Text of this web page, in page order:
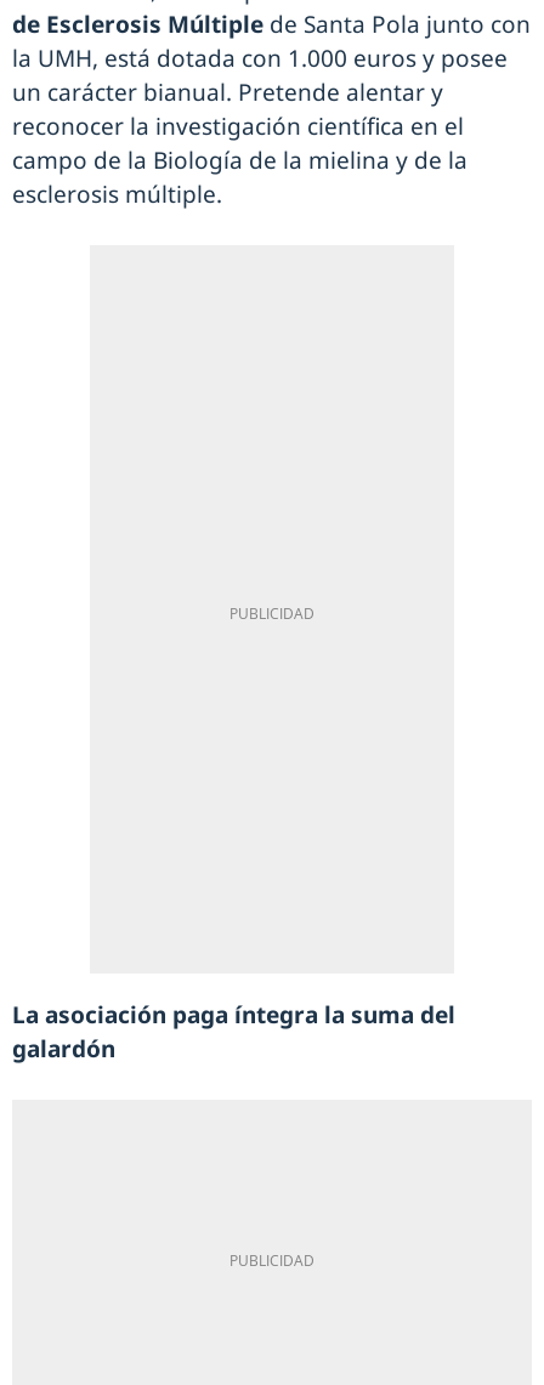
de Esclerosis Múltiple de Santa Pola junto con
la UMH, está dotada con 1.000 euros y posee
un carácter bianual. Pretende alentar y
reconocer la investigación científica en el
campo de la Biología de la mielina y de la
esclerosis múltiple.
La asociación paga íntegra la suma del
galardón